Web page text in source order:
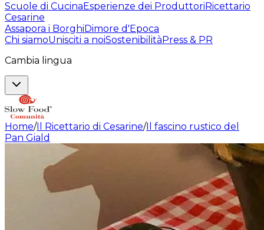
Scuole di CucinaEsperienze dei ProduttoriRicettario
Cesarine
Assapora i BorghiDimore d'Epoca
Chi siamoUnisciti a noiSostenibilitàPress & PR
Cambia lingua
Home/Il Ricettario di Cesarine/Il fascino rustico del
Pan Giald